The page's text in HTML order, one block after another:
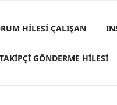
HILESI ÇALIŞAN
GÖNDERME HILESI